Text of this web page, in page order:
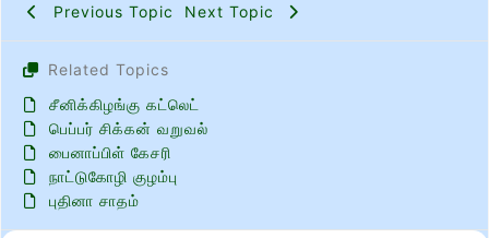
Previous Topic Next Topic
Related Topics
சீனிக்கிழங்கு கட்லெட்
பெப்பர் சிக்கன் வறுவல்
பைனாப்பிள் கேசரி
நாட்டுகோழி குழம்பு
புதினா சாதம்